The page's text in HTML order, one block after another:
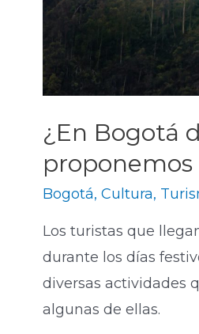
¿En Bogotá
Bogotá,Cultura,
Los turistas que
durante los días
diversas actividades
algunas de ellas.